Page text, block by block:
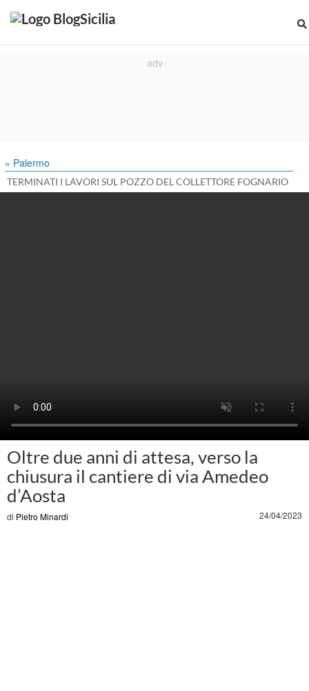
» Palermo
TERMINATI I LAVORI SUL POZZO DEL COLLETTORE FOGNARIO
Oltre due anni di attesa, verso la
chiusura il cantiere di via Amedeo
d’Aosta
di Pietro Minardi 24/04/2023